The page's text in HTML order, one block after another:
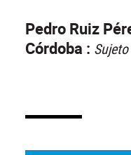
Pedro Ruiz
Córdoba :